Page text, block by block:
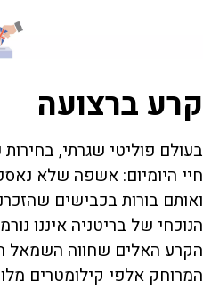
קרע ברצועה
בעולם פוליטי שגרתי,
חיי היומיום: אשפה שלא
ואותם בורות בכבישים
הנוכחי של בריטניה איננו
הקרע האלים שחווה השמאל
המרוחק אלפי קילומטרים